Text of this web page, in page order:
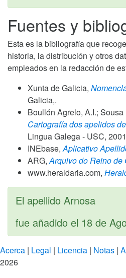
Fuentes y
Esta es la bibliografía que
historia, la distribución y otros
empleados en la redacción de
Xunta de Galicia,
Galicia,.
Boullón Agrelo, A.I.;
Cartografía dos apelidos
Lingua Galega - USC, 2001
INEbase, Aplicativo
ARG, Arquivo do Reino de
www.heraldaria.com,
El apellido Arnosa
fue añadido el 18 de
Acerca | Legal | Licencia | Notas |
2026